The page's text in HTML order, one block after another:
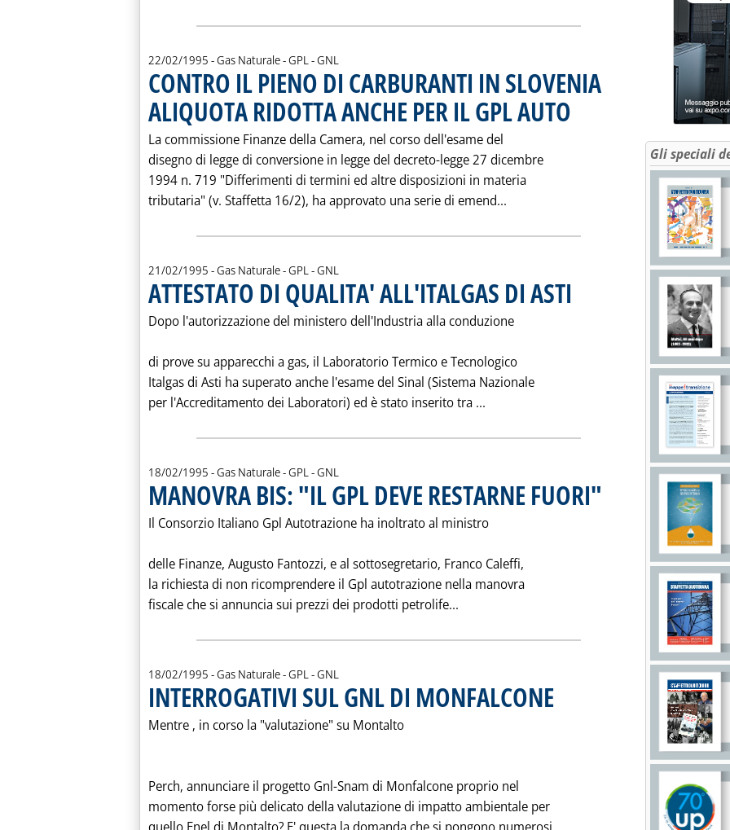
22/02/1995 - Gas Naturale - GPL - GNL
CONTRO IL PIENO DI CARBURANTI IN SLOVENIA
ALIQUOTA RIDOTTA ANCHE PER IL GPL AUTO . Pubblicata mercoledì 22 febbraio
La commissione Finanze della Camera, nel corso dell'esame del
disegno di legge di conversione in legge del decreto-legge 27 dicembre
1994 n. 719 "Differimenti di termini ed altre disposizioni in materia
tributaria" (v. Staffetta 16/2), ha approvato una serie di emend... Leggi tutta la notizia: 'CONTRO IL
21/02/1995 - Gas Naturale - GPL - GNL
ATTESTATO DI QUALITA' ALL'ITALGAS DI ASTI . Pubblicata martedì 21 febbraio 1995
Dopo l'autorizzazione del ministero dell'Industria alla conduzione
di prove su apparecchi a gas, il Laboratorio Termico e Tecnologico
Italgas di Asti ha superato anche l'esame del Sinal (Sistema Nazionale
per l'Accreditamento dei Laboratori) ed è stato inserito tra ... Leggi tutta la notizia: 'ATTESTATO DI
18/02/1995 - Gas Naturale - GPL - GNL
MANOVRA BIS: "IL GPL DEVE RESTARNE FUORI" . Pubblicata sabato 18 febbraio
Il Consorzio Italiano Gpl Autotrazione ha inoltrato al ministro
delle Finanze, Augusto Fantozzi, e al sottosegretario, Franco Caleffi,
la richiesta di non ricomprendere il Gpl autotrazione nella manovra
fiscale che si annuncia sui prezzi dei prodotti petrolife... Leggi tutta la notizia: 'MANOVRA BIS: "IL GPL
18/02/1995 - Gas Naturale - GPL - GNL
INTERROGATIVI SUL GNL DI MONFALCONE . Pubblicata sabato 18 febbraio 1995 alle 0.0.
Mentre ‚ in corso la "valutazione" su Montalto
Perch‚ annunciare il progetto Gnl-Snam di Monfalcone proprio nel
momento forse più delicato della valutazione di impatto ambientale per
Gli speciali